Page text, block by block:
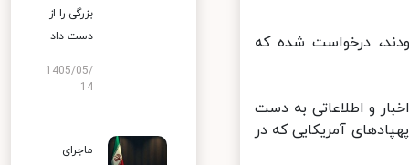
درخواست شده که
و اطلاعاتی به دست
آمریکایی که در
بزرگی را از
دست داد
1405/05/
14
ماجرای